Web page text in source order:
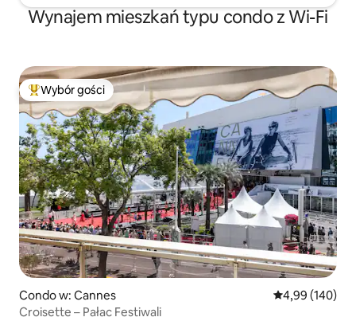
Wynajem mieszkań typu condo z Wi-Fi
Najpopularniejsze z kategorii Wybór gości
Wybór gości
Condo w: Cannes Średnia
4,99 (140)
Croisette – Pałac Festiwali